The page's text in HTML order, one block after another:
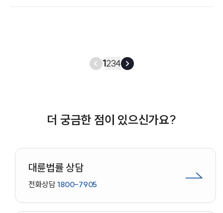
1234
더 궁금한 점이 있으신가요?
대륜법률 상담
전화상담1800-7905